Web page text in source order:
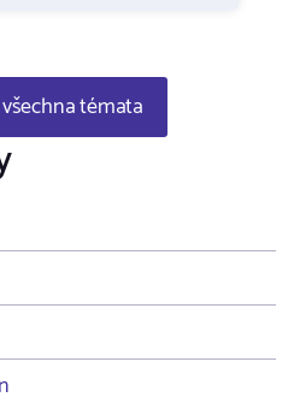
témata